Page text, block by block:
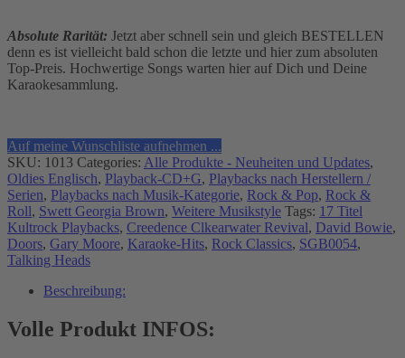
Absolute Rarität: Jetzt aber schnell sein und gleich BESTELLEN
denn es ist vielleicht bald schon die letzte und hier zum absoluten
Top-Preis. Hochwertige Songs warten hier auf Dich und Deine
Karaokesammlung.
Auf meine Wunschliste aufnehmen ...
SKU: 1013 Categories: Alle Produkte - Neuheiten und Updates,
Oldies Englisch, Playback-CD+G, Playbacks nach Herstellern /
Serien, Playbacks nach Musik-Kategorie, Rock & Pop, Rock &
Roll, Swett Georgia Brown, Weitere Musikstyle Tags: 17 Titel
Kultrock Playbacks, Creedence Clkearwater Revival, David Bowie,
Doors, Gary Moore, Karaoke-Hits, Rock Classics, SGB0054,
Talking Heads
Beschreibung:
Volle Produkt INFOS: